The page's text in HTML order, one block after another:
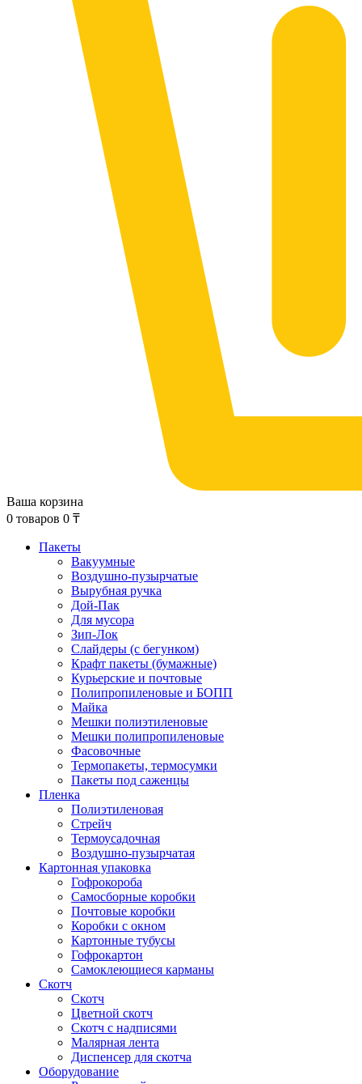
Ваша корзина
0 товаров 0 ₸
Пакеты
Вакуумные
Воздушно-пузырчатые
Вырубная ручка
Дой-Пак
Для мусора
Зип-Лок
Слайдеры (с бегунком)
Крафт пакеты (бумажные)
Курьерские и почтовые
Полипропиленовые и БОПП
Майка
Мешки полиэтиленовые
Мешки полипропиленовые
Фасовочные
Термопакеты, термосумки
Пакеты под саженцы
Пленка
Полиэтиленовая
Стрейч
Термоусадочная
Воздушно-пузырчатая
Картонная упаковка
Гофрокороба
Самосборные коробки
Почтовые коробки
Коробки с окном
Картонные тубусы
Гофрокартон
Самоклеющиеся карманы
Скотч
Скотч
Цветной скотч
Скотч с надписями
Малярная лента
Диспенсер для скотча
Оборудование